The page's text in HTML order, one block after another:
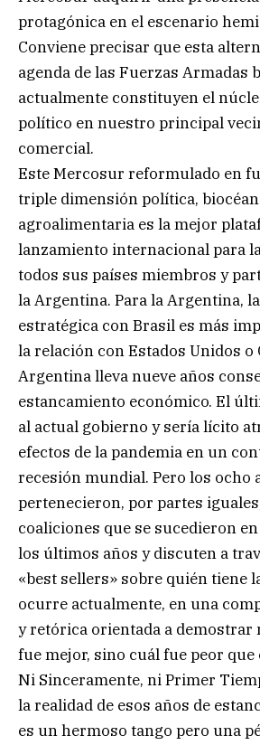
protagónica en el escenario
Conviene precisar que esta
agenda de las Fuerzas Armadas
actualmente constituyen el
político en nuestro principal
comercial.
Este Mercosur reformulado en
triple dimensión política,
agroalimentaria es la mejor
lanzamiento internacional para
todos sus países miembros y
la Argentina. Para la Argentina,
estratégica con Brasil es más
la relación con Estados Unidos o
Argentina lleva nueve años
estancamiento económico. El
al actual gobierno y sería lícito
efectos de la pandemia en un
recesión mundial. Pero los ocho
pertenecieron, por partes
coaliciones que se sucedieron
los últimos años y discuten a
«best sellers» sobre quién tiene
ocurre actualmente, en una
y retórica orientada a demostrar
fue mejor, sino cuál fue peor que
Ni Sinceramente, ni Primer
la realidad de esos años de
es un hermoso tango pero una